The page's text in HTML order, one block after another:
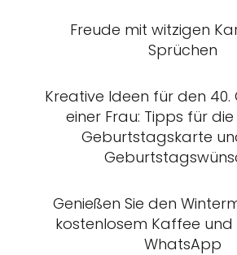
Freude mit witzigen
Sprüchen
Kreative Ideen für den
einer Frau: Tipps für
Geburtstagskarte
Genießen Sie den
kostenlosem Kaffee und
WhatsApp